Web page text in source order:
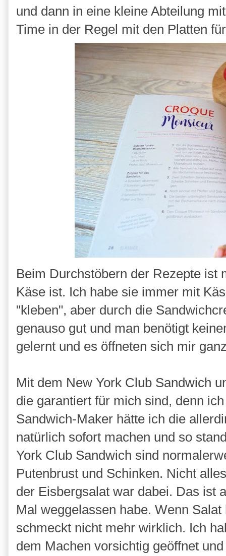
und dann in eine kleine Abteilung
Time in der Regel mit den Platten
Beim Durchstöbern der Rezepte ist
Käse ist. Ich habe sie immer mit
"kleben", aber durch die
genauso gut und man benötigt
gelernt und es öffneten sich mir
Mit dem New York Club Sandwich
die garantiert für mich sind, denn
Sandwich-Maker hätte ich die
natürlich sofort machen und so
York Club Sandwich sind
Putenbrust und Schinken. Nicht
der Eisbergsalat war dabei. Das ist
Mal weggelassen habe. Wenn
schmeckt nicht mehr wirklich. Ich
dem Machen vorsichtig geöffnet